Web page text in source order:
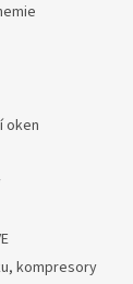
oken
kompresory